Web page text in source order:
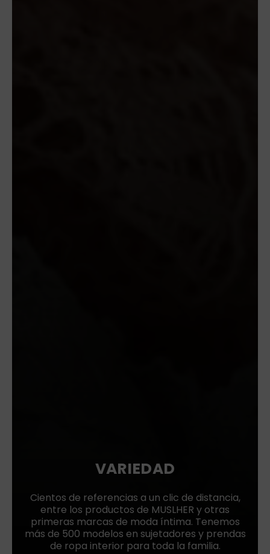
VARIEDAD
Cientos de referencias a un clic de distancia,
entre los productos de MUSLHER y otras
primeras marcas de moda íntima. Tenemos
más de 500 modelos en sujetadores y prendas
de ropa interior para toda la familia.